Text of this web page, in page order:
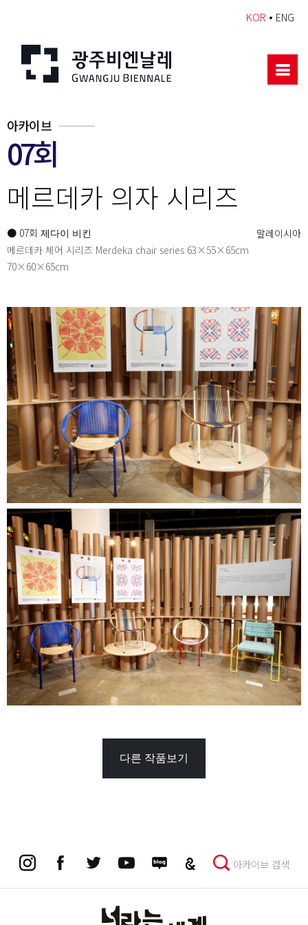
KOR • ENG
아카이브
07회
메르데카 의자 시리즈
● 07회 제다이 비킨
말레이시아
메르데카 체어 시리즈 Merdeka chair series 63×55×65cm
70×60×65cm
다른 작품보기
아카이브 검색